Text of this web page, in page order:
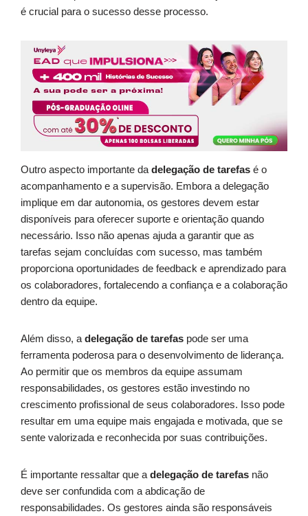
é crucial para o sucesso desse processo.
Outro aspecto importante da delegação de tarefas é o
acompanhamento e a supervisão. Embora a delegação
implique em dar autonomia, os gestores devem estar
disponíveis para oferecer suporte e orientação quando
necessário. Isso não apenas ajuda a garantir que as
tarefas sejam concluídas com sucesso, mas também
proporciona oportunidades de feedback e aprendizado para
os colaboradores, fortalecendo a confiança e a colaboração
dentro da equipe.
Além disso, a delegação de tarefas pode ser uma
ferramenta poderosa para o desenvolvimento de liderança.
Ao permitir que os membros da equipe assumam
responsabilidades, os gestores estão investindo no
crescimento profissional de seus colaboradores. Isso pode
resultar em uma equipe mais engajada e motivada, que se
sente valorizada e reconhecida por suas contribuições.
É importante ressaltar que a delegação de tarefas não
deve ser confundida com a abdicação de
responsabilidades. Os gestores ainda são responsáveis